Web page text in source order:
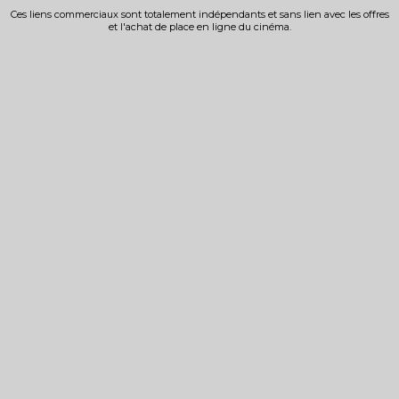
Ces liens commerciaux sont totalement indépendants et sans lien avec les offres
et l'achat de place en ligne du cinéma.